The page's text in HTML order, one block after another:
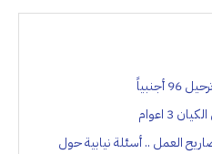
3 اعوام
العمل .. أسئلة نيابية حول